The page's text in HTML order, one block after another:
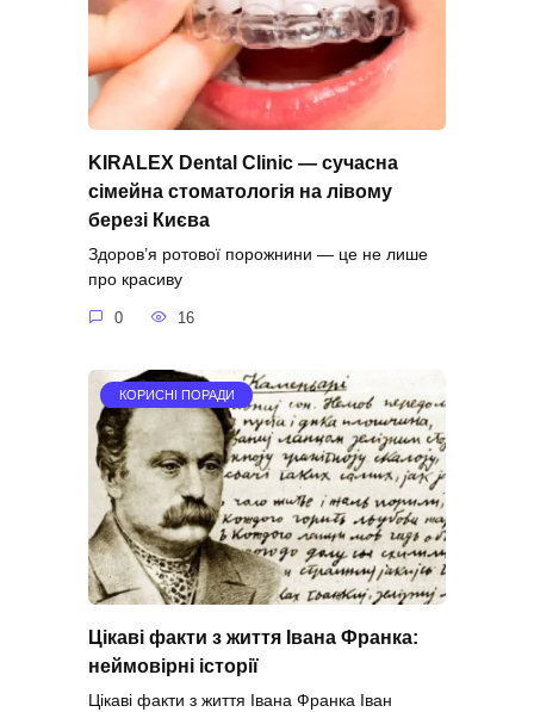
KIRALEX Dental Clinic — сучасна
сімейна стоматологія на лівому
березі Києва
Здоров’я ротової порожнини — це не лише
про красиву
0 16
КОРИСНІ ПОРАДИ
Цікаві факти з життя Івана Франка:
неймовірні історії
Цікаві факти з життя Івана Франка Іван